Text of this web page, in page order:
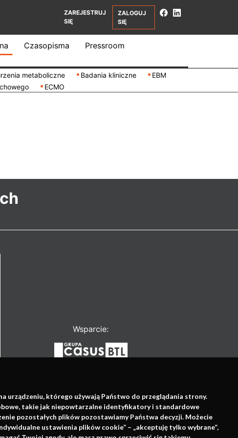
urządzeniu, którego używają Państwo do przeglądania strony.
takie jak niepowtarzalne identyfikatory i standardowe
pozostałych plików pozostawiamy Państwa decyzji. Możecie
ustawienia plików cookie” – „akceptuję tylko wybrane”,
ZAREJESTRUJ
SIĘ
ZALOGUJ
SIĘ
Czasopisma Pressroom
metaboliczne Badania kliniczne
EBM
ECMO
Wsparcie: